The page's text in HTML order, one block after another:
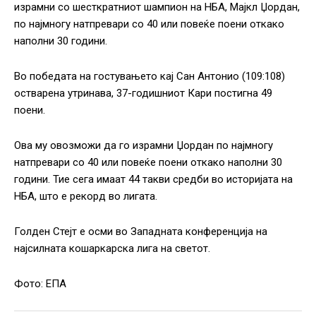
израмни со шесткратниот шампион на НБА, Мајкл Џордан,
по најмногу натпревари со 40 или повеќе поени откако
наполни 30 години.
Во победата на гостувањето кај Сан Антонио (109:108)
остварена утринава, 37-годишниот Кари постигна 49
поени.
Ова му овозможи да го израмни Џордан по најмногу
натпревари со 40 или повеќе поени откако наполни 30
години. Тие сега имаат 44 такви средби во историјата на
НБА, што е рекорд во лигата.
Голден Стејт е осми во Западната конференција на
најсилната кошаркарска лига на светот.
Фото: ЕПА